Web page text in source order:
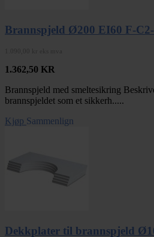
Brannspjeld Ø200 EI60 F-
1.362,50 KR
Brannspjeld med smeltesikring
brannspjeldet som et sikkerh.....
Kjøp Sammenlign
Dekkplater til brannspjeld